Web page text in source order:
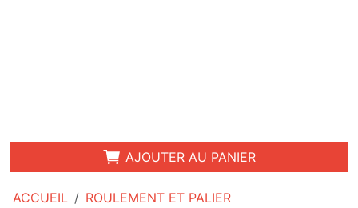
ACCUEIL
ROULEMENT ET PALIER
AJOUTER AU PANIER